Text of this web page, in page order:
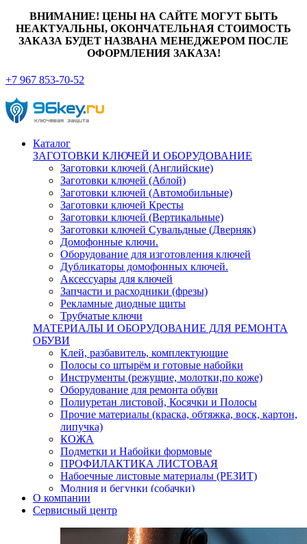
ВНИМАНИЕ! ЦЕНЫ НА САЙТЕ МОГУТ БЫТЬ
НЕАКТУАЛЬНЫ, ОКОНЧАТЕЛЬНАЯ СТОИМОСТЬ
ЗАКАЗА БУДЕТ НАЗВАНА МЕНЕДЖЕРОМ ПОСЛЕ
ОФОРМЛЕНИЯ ЗАКАЗА!
+7 967 853-70-52
Каталог
ЗАГОТОВКИ КЛЮЧЕЙ И ОБОРУДОВАНИЕ
Заготовки ключей (Английские)
Заготовки ключей (Аблой)
Заготовки ключей (Автомобильные)
Заготовки ключей Кресты
Заготовки ключей (Вертикальные)
Заготовки ключей Сувальдные (Дверняк)
Домофонные ключи.
Оборудование для изготовления ключей
Дубликаторы домофонных ключей.
Аксессуары для ключей
Запчасти и расходники (фрезы)
Рекламные диодные щиты
Трубчатые ключи
МАТЕРИАЛЫ И ОБОРУДОВАНИЕ ДЛЯ РЕМОНТА
ОБУВИ
Клей, разбавитель, комплектующие
Полосы со штырём и готовые набойки
Инструменты (режущие, молотки,по коже)
Оборудование для ремонта обуви
Полиуретан листовой, Косячки и Полосы
Прочие материалы (краска, обтяжка, воск, картон,
липучка)
КОЖА
Подметки и Набойки формовые
ПРОФИЛАКТИКА ЛИСТОВАЯ
Набоечные листовые материалы (РЕЗИТ)
Молния и бегунки (собачки)
Нитки,иглы-шило,крючки.
Уход и косметика для обуви
Кнопки (магнитые,кобурные)
Пряжки для ремня
О компании
Сервисный центр